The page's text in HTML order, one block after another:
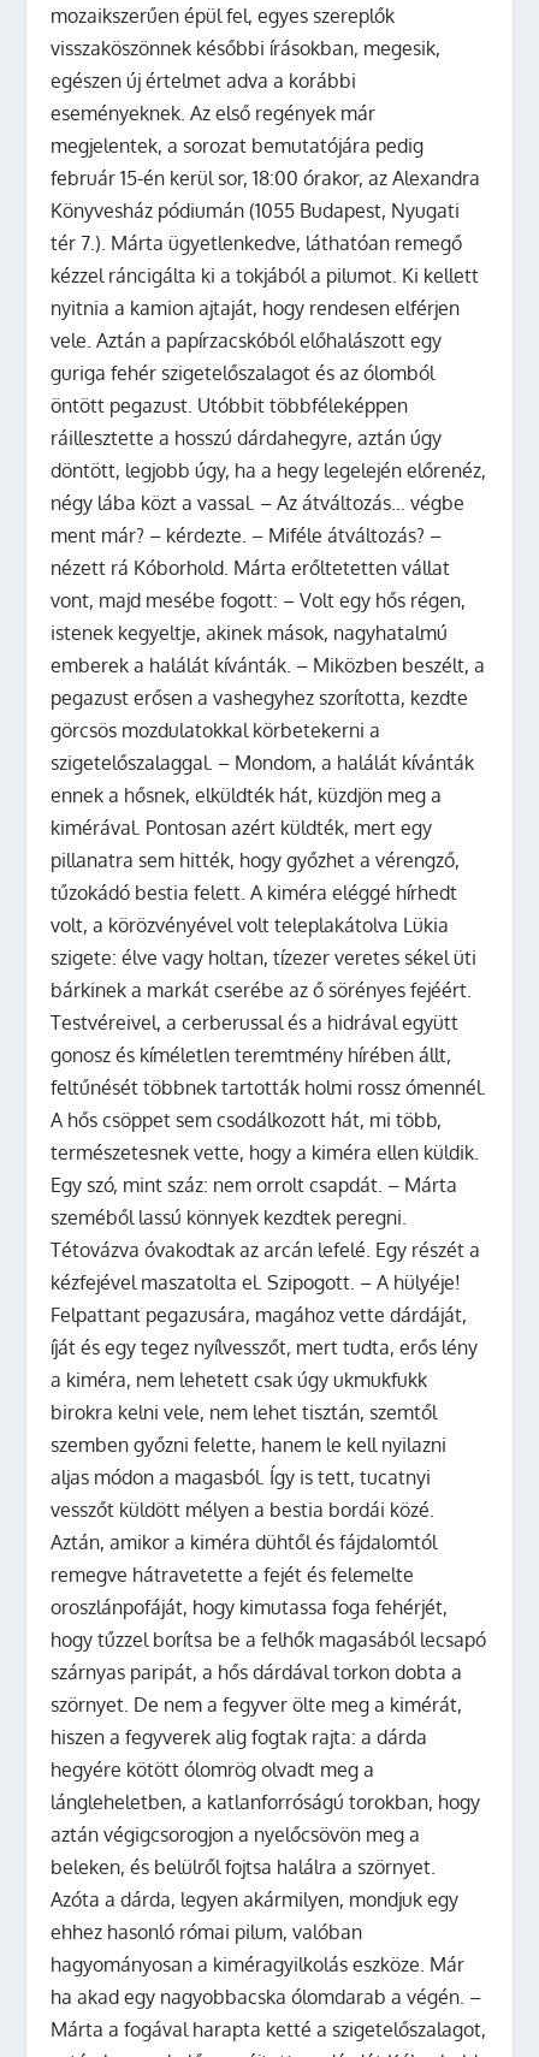
mozaikszerűen épül fel, egyes szereplők
visszaköszönnek későbbi írásokban, megesik,
egészen új értelmet adva a korábbi
eseményeknek. Az első regények már
megjelentek, a sorozat bemutatójára pedig
február 15-én kerül sor, 18:00 órakor, az Alexandra
Könyvesház pódiumán (1055 Budapest, Nyugati
tér 7.). Márta ügyetlenkedve, láthatóan remegő
kézzel ráncigálta ki a tokjából a pilumot. Ki kellett
nyitnia a kamion ajtaját, hogy rendesen elférjen
vele. Aztán a papírzacskóból előhalászott egy
guriga fehér szigetelőszalagot és az ólomból
öntött pegazust. Utóbbit többféleképpen
ráillesztette a hosszú dárdahegyre, aztán úgy
döntött, legjobb úgy, ha a hegy legelején előrenéz,
négy lába közt a vassal. – Az átváltozás… végbe
ment már? – kérdezte. – Miféle átváltozás? –
nézett rá Kóborhold. Márta erőltetetten vállat
vont, majd mesébe fogott: – Volt egy hős régen,
istenek kegyeltje, akinek mások, nagyhatalmú
emberek a halálát kívánták. – Miközben beszélt, a
pegazust erősen a vashegyhez szorította, kezdte
görcsös mozdulatokkal körbetekerni a
szigetelőszalaggal. – Mondom, a halálát kívánták
ennek a hősnek, elküldték hát, küzdjön meg a
kimérával. Pontosan azért küldték, mert egy
pillanatra sem hitték, hogy győzhet a vérengző,
tűzokádó bestia felett. A kiméra eléggé hírhedt
volt, a körözvényével volt teleplakátolva Lükia
szigete: élve vagy holtan, tízezer veretes sékel üti
bárkinek a markát cserébe az ő sörényes fejéért.
Testvéreivel, a cerberussal és a hidrával együtt
gonosz és kíméletlen teremtmény hírében állt,
feltűnését többnek tartották holmi rossz ómennél.
A hős csöppet sem csodálkozott hát, mi több,
természetesnek vette, hogy a kiméra ellen küldik.
Egy szó, mint száz: nem orrolt csapdát. – Márta
szeméből lassú könnyek kezdtek peregni.
Tétovázva óvakodtak az arcán lefelé. Egy részét a
kézfejével maszatolta el. Szipogott. – A hülyéje!
Felpattant pegazusára, magához vette dárdáját,
íját és egy tegez nyílvesszőt, mert tudta, erős lény
a kiméra, nem lehetett csak úgy ukmukfukk
birokra kelni vele, nem lehet tisztán, szemtől
szemben győzni felette, hanem le kell nyilazni
aljas módon a magasból. Így is tett, tucatnyi
vesszőt küldött mélyen a bestia bordái közé.
Aztán, amikor a kiméra dühtől és fájdalomtól
remegve hátravetette a fejét és felemelte
oroszlánpofáját, hogy kimutassa foga fehérjét,
hogy tűzzel borítsa be a felhők magasából lecsapó
szárnyas paripát, a hős dárdával torkon dobta a
szörnyet. De nem a fegyver ölte meg a kimérát,
hiszen a fegyverek alig fogtak rajta: a dárda
hegyére kötött ólomrög olvadt meg a
lángleheletben, a katlanforróságú torokban, hogy
aztán végigcsorogjon a nyelőcsövön meg a
beleken, és belülről fojtsa halálra a szörnyet.
Azóta a dárda, legyen akármilyen, mondjuk egy
ehhez hasonló római pilum, valóban
hagyományosan a kiméragyilkolás eszköze. Már
ha akad egy nagyobbacska ólomdarab a végén. –
Márta a fogával harapta ketté a szigetelőszalagot,